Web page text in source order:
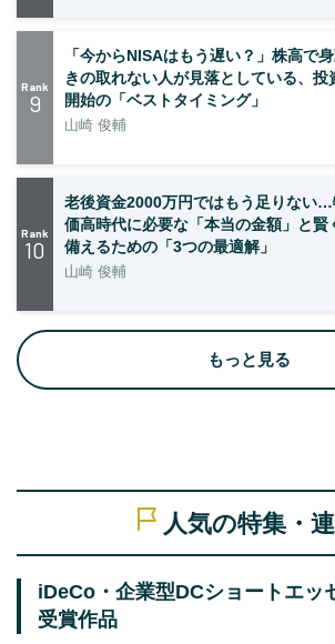
Rank
9
「今からNISAはもう遅い？」株高で
きの取れない人が見落としている、投
開始の「ベストタイミング」
山崎 俊輔
Rank
10
老後資金2000万円ではもう足りない
価高時代に必要な「本当の金額」と賢
備えるための「3つの最適解」
山崎 俊輔
もっと見る
人気の特集・
iDeCo・企業型DCショートエッ
受賞作品